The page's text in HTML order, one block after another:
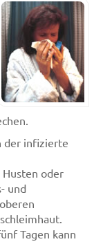
der infizierte
oder
und
Tagen kann